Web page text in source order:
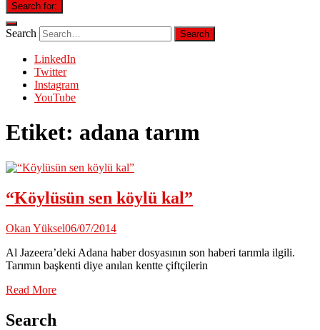
Search for:
Search
LinkedIn
Twitter
Instagram
YouTube
Etiket: adana tarım
“Köylüsün sen köylü kal”
Okan Yüksel06/07/2014
Al Jazeera’deki Adana haber dosyasının son haberi tarımla ilgili.
Tarımın başkenti diye anılan kentte çiftçilerin
Read More
Search